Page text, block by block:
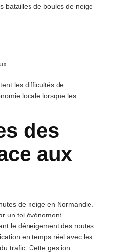
batailles de boules de neige
les difficultés de
locale lorsque les
des
aux
de neige en Normandie.
un tel événement
le déneigement des routes
en temps réel avec les
trafic. Cette gestion